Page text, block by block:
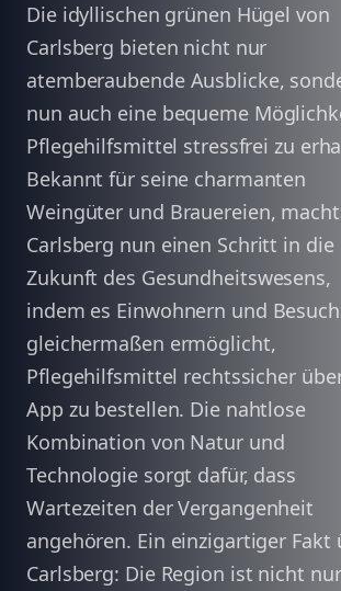
Die idyllischen grünen Hügel von
Carlsberg bieten nicht nur
atemberaubende Ausblicke,
nun auch eine bequeme
Pflegehilfsmittel stressfrei zu
Bekannt für seine charmanten
Weingüter und Brauereien, macht
Carlsberg nun einen Schritt in die
Zukunft des Gesundheitswesens,
indem es Einwohnern und
gleichermaßen ermöglicht,
Pflegehilfsmittel rechtssicher
App zu bestellen. Die nahtlose
Kombination von Natur und
Technologie sorgt dafür, dass
Wartezeiten der Vergangenheit
angehören. Ein einzigartiger Fakt
Carlsberg: Die Region ist nicht